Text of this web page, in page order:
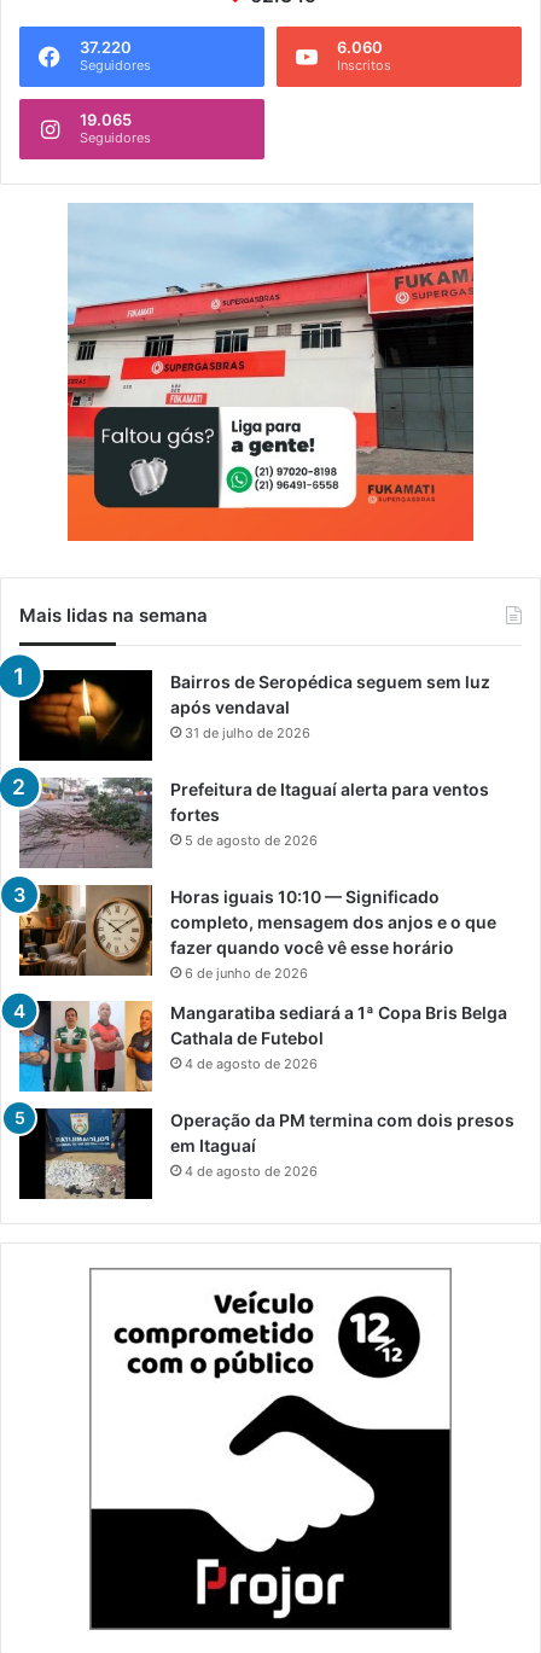
37.220
Seguidores
6.060
Inscritos
19.065
Seguidores
Mais lidas na semana
Bairros de Seropédica seguem sem luz
após vendaval
31 de julho de 2026
Prefeitura de Itaguaí alerta para ventos
fortes
5 de agosto de 2026
Horas iguais 10:10 — Significado
completo, mensagem dos anjos e o que
fazer quando você vê esse horário
6 de junho de 2026
Mangaratiba sediará a 1ª Copa Bris Belga
Cathala de Futebol
4 de agosto de 2026
Operação da PM termina com dois presos
em Itaguaí
4 de agosto de 2026